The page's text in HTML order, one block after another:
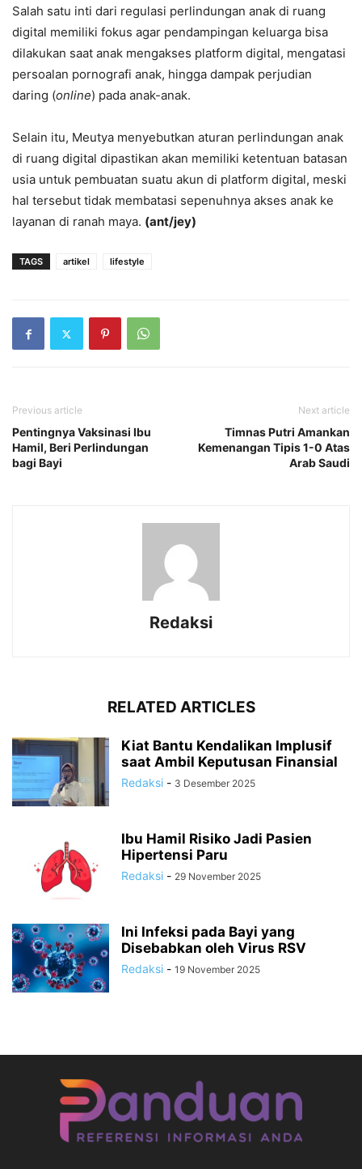
Salah satu inti dari regulasi perlindungan anak di ruang
digital memiliki fokus agar pendampingan keluarga bisa
dilakukan saat anak mengakses platform digital, mengatasi
persoalan pornografi anak, hingga dampak perjudian
daring (online) pada anak-anak.
Selain itu, Meutya menyebutkan aturan perlindungan anak
di ruang digital dipastikan akan memiliki ketentuan batasan
usia untuk pembuatan suatu akun di platform digital, meski
hal tersebut tidak membatasi sepenuhnya akses anak ke
layanan di ranah maya. (ant/jey)
TAGS artikel lifestyle
Previous article
Pentingnya Vaksinasi Ibu
Hamil, Beri Perlindungan
bagi Bayi
Next article
Timnas Putri Amankan
Kemenangan Tipis 1-0 Atas
Arab Saudi
Redaksi
RELATED ARTICLES
Kiat Bantu Kendalikan Implusif
saat Ambil Keputusan Finansial
Redaksi - 3 Desember 2025
Ibu Hamil Risiko Jadi Pasien
Hipertensi Paru
Redaksi - 29 November 2025
Ini Infeksi pada Bayi yang
Disebabkan oleh Virus RSV
Redaksi - 19 November 2025